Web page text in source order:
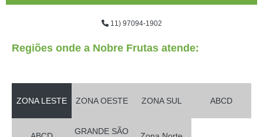
11) 97094-1902
Regiões onde a Nobre Frutas atende:
ZONA LESTE ZONA OESTE ZONA SUL ABCD
GRANDE SÃO